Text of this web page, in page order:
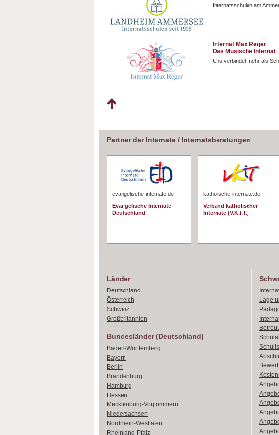
Internatsschulen am
Internat Max Reger
Das Musische Internat
Uns verbindet mehr als
Partner der Internate / Internatsberatungen
evangelische-internate.de
Evangelische Internate
Deutschland
katholische-internate.de
Verband katholischer
Internate (V.K.I.T.)
Länder
Deutschland
Österreich
Schweiz
Großbritannien
Bundesländer (Deutschland)
Baden-Württemberg
Bayern
Berlin
Brandenburg
Hamburg
Hessen
Mecklenburg-Vorpommern
Niedersachsen
Nordrhein-Westfalen
Rheinland-Pfalz
Lage